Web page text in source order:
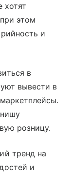
хотят
этом
и
в
вывести в
розницу.
тренд на
и